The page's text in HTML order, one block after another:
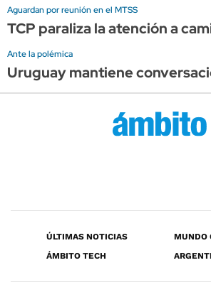
Aguardan por reunión en el MTSS
TCP paraliza la atención a
Ante la polémica
Uruguay mantiene
ÚLTIMAS NOTICIAS
MUNDO
ÁMBITO TECH